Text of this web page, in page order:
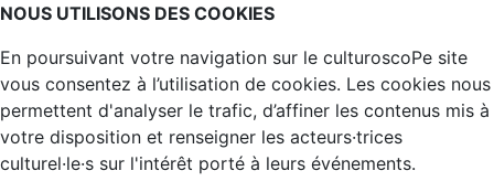
NOUS UTILISONS DES COOKIES
En poursuivant votre navigation sur le culturoscoPe site
vous consentez à l’utilisation de cookies. Les cookies nous
permettent d'analyser le trafic, d’affiner les contenus mis à
votre disposition et renseigner les acteurs·trices
culturel·le·s sur l'intérêt porté à leurs événements.